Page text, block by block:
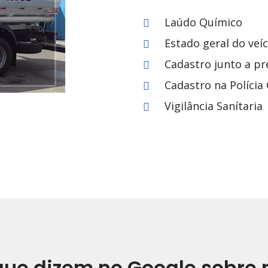
Laúdo Químico
Estado geral do
Cadastro junto a
Cadastro na Polícia
Vigilância Sanítaria